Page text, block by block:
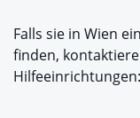
Falls sie in Wien
finden,
Hilfeeinrichtungen: